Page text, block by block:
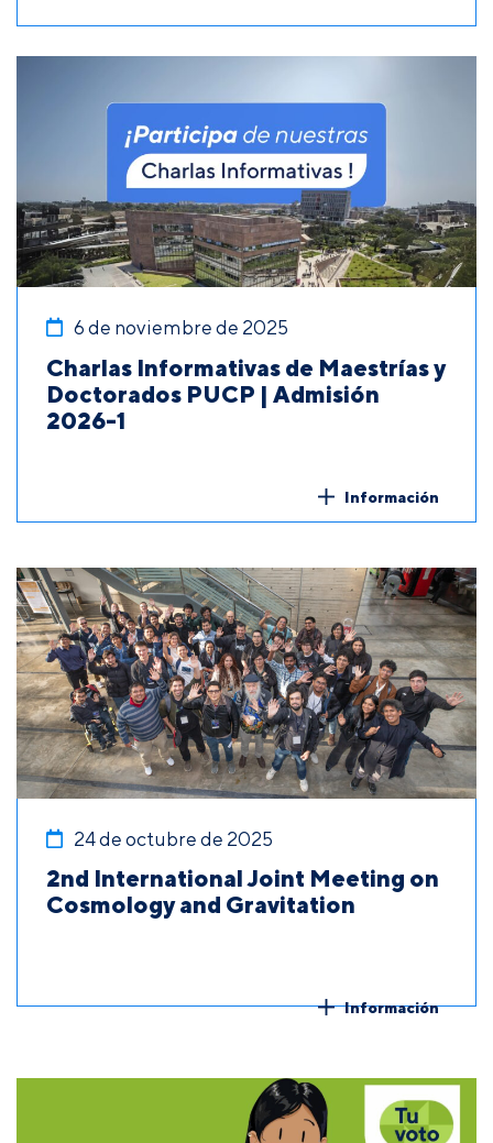
6 de noviembre de 2025
Charlas Informativas de Maestrías y
Doctorados PUCP | Admisión
2026-1
Información
24 de octubre de 2025
2nd International Joint Meeting on
Cosmology and Gravitation
Información